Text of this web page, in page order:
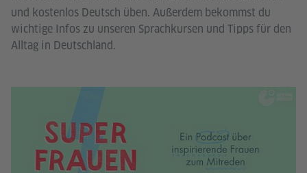
und kostenlos Deutsch üben. Außerdem bekommst du
wichtige Infos zu unseren Sprachkursen und Tipps für den
Alltag in Deutschland.